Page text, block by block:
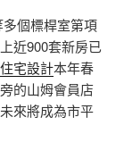
個標桿室第項
近900套新房已
宅設計本年春
的山姆會員店
來將成為市平